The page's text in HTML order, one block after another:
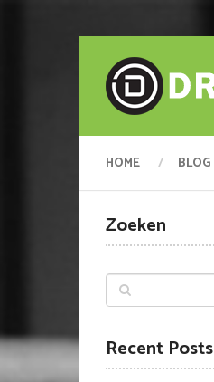
HOME BLOG
Zoeken
Recent Posts